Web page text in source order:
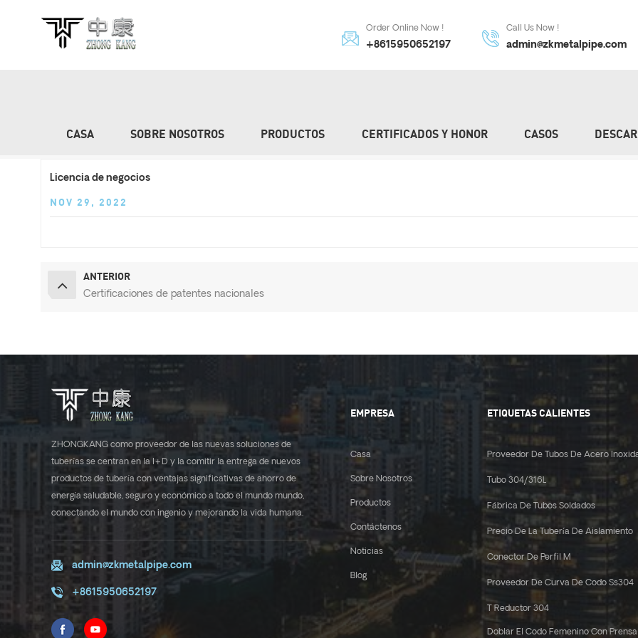
Order Online Now !
+8615950652197
Call Us Now !
admin@zkmetalpipe.com
CASA SOBRE NOSOTROS PRODUCTOS CERTIFICADOS Y HONOR CASOS
CERTIFICADOS Y HONOR
Licencia de negocios
NOV 29, 2022
ANTERIOR
Certificaciones de patentes nacionales
ZHONGKANG como proveedor de las nuevas soluciones de
tuberías se centran en la I+D y la comitir la entrega de nuevos
productos de tubería con ventajas significativas de ahorro de
energía saludable, seguro y económico a todo el mundo mundo,
conectando el mundo con ingenio y mejorando la vida humana.
admin@zkmetalpipe.com
+8615950652197
EMPRESA
Casa
Sobre Nosotros
Productos
Contáctenos
Noticias
Blog
ETIQUETAS CALIENTES
Proveedor De Tubos De Acero
Tubo 304/316L
Fábrica De Tubos Soldados
Precio De La Tubería De Aislamiento
Conector De Perfil M
Proveedor De Curva De Codo Ss304
T Reductor 304
Doblar El Codo Femenino Con